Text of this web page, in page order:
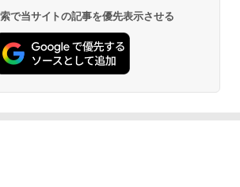
で当サイトの記事を優先表示させる